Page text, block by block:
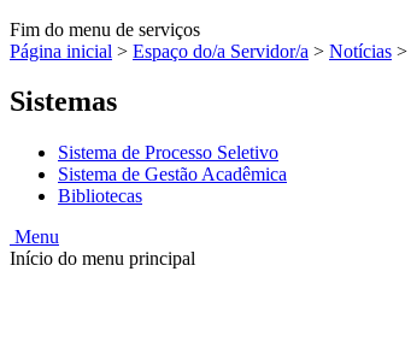
Fim do menu de serviços
Página inicial > Espaço do/a Servidor/a > Notícias >
Sistemas
Sistema de Processo Seletivo
Sistema de Gestão Acadêmica
Bibliotecas
Menu
Início do menu principal